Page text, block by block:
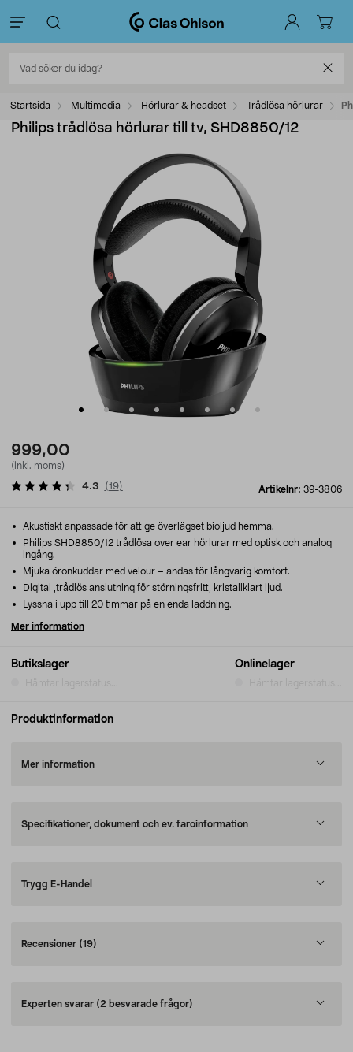
Startsida Multimedia Hörlurar & headset Trådlösa hörlurar
Philips trådlösa hörlurar till tv, SHD8850/12
999,00
(inkl. moms)
Artikelnr: 39-3806
4.3 (19)
Butikslager Onlinelager
Akustiskt anpassade för att ge överlägset bioljud hemma.
Philips SHD8850/12 trådlösa over ear hörlurar med optisk och analog
ingång.
Mjuka öronkuddar med velour – andas för långvarig komfort.
Digital ,trådlös anslutning för störningsfritt, kristallklart ljud.
Lyssna i upp till 20 timmar på en enda laddning.
Mer information
Produktinformation
Mer information
Specifikationer, dokument och ev. faroinformation
Trygg E-Handel
Recensioner (19)
Experten svarar (2 besvarade frågor)